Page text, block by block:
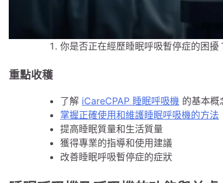
你是否正在經歷睡眠呼吸暫停症的困擾
重點收穫
了解 iCareCPAP 睡眠呼吸機 的基本概
掌握正確使用和維護睡眠呼吸機的方法
提高睡眠質量和生活質量
獲得專業的指導和使用建議
改善睡眠呼吸暫停症的症狀